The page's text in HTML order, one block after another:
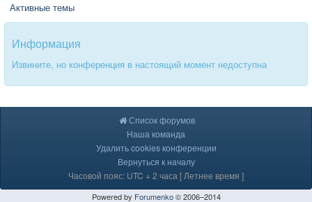
Вход
Активные темы
Информация
Извините, но конференция в настоящий момент недоступна
Список форумов
Наша команда
Удалить cookies конференции
Вернуться к началу
Часовой пояс: UTC + 2 часа [ Летнее время ]
Powered by Forumenko© 2006–2014